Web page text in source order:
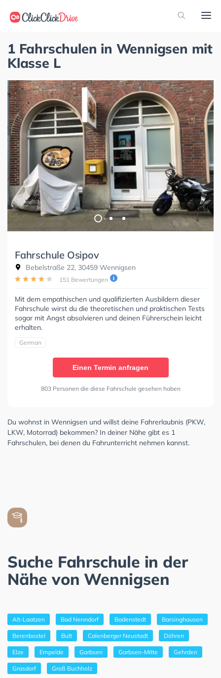
1 Fahrschulen in Wennigsen mit
Klasse L
Fahrschule Osipov
Bebelstraße 22, 30459 Wennigsen
151 Bewertungen
Mit dem empathischen und qualifizierten Ausbildern dieser
Fahrschule wirst du die theoretischen und praktischen Tests
sogar mit Angst absolvieren und deinen Führerschein leicht
erhalten.
German
Einen Termin anfragen
803 Personen die diese Fahrschule gesehen haben
Du wohnst in Wennigsen und willst deine Fahrerlaubnis (PKW,
LKW, Motorrad) bekommen? In deiner Nähe gibt es 1
Fahrschulen, bei denen du Fahrunterricht nehmen kannst.
Suche Fahrschule in der
Nähe von Wennigsen
Alt-Laatzen Bad Nenndorf Badenstedt Barsinghausen
Berenbostel Bult Calenberger Neustadt Döhren
Elze Empelde Garbsen Garbsen-Mitte Gehrden
Grasdorf Groß Buchholz